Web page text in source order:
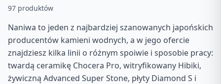
97 produktów
Naniwa to jeden z najbardziej szanowanych japońskich
producentów kamieni wodnych, a w jego ofercie
znajdziesz kilka linii o różnym spoiwie i sposobie pracy:
twardą ceramikę Chocera Pro, witryfikowany Hibiki,
żywiczną Advanced Super Stone, płyty Diamond S i